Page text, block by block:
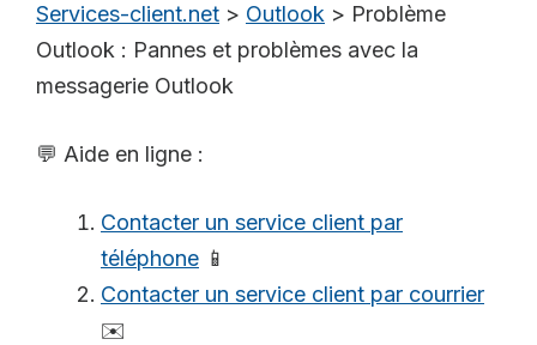
Services-client.net > Outlook > Problème
Outlook : Pannes et problèmes avec la
messagerie Outlook
💬 Aide en ligne :
Contacter un service client par
téléphone 📱
Contacter un service client par courrier
✉️